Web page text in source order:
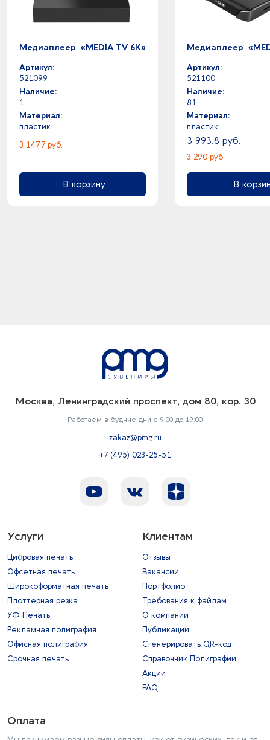
Медиаплеер «MEDIA TV 6K»
Артикул:
521099
Наличие:
1
Материал:
пластик
3 147.7 руб.
В корзину
Медиаплеер
Артикул:
521100
Наличие:
81
Материал:
пластик
3 993.8 руб.
3 290 руб.
В
Москва, Ленинградский проспект, дом 80, кор. 30
Работаем в будние дни с 9:00 до 19:00
zakaz@pmg.ru
+7 (495) 023-25-51
Услуги
Цифровая печать
Офсетная печать
Широкоформатная печать
Плоттерная резка
УФ Печать
Рекламная полиграфия
Офисная полиграфия
Срочная печать
Клиентам
Отзывы
Вакансии
Портфолио
Требования к файлам
О компании
Публикации
Сгенерировать QR-код
Справочник Полиграфии
Акции
FAQ
Оплата